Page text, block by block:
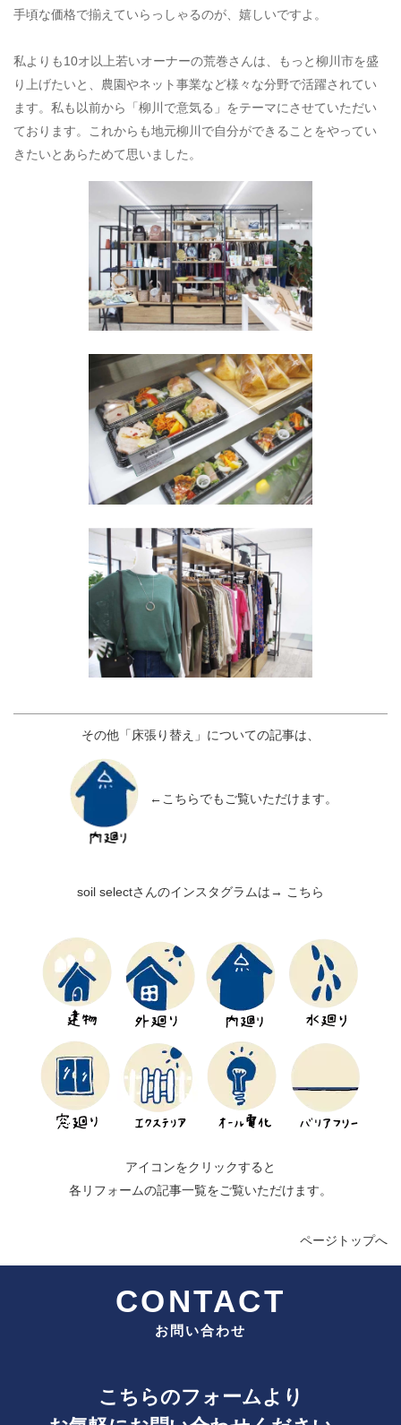
手頃な価格で揃えていらっしゃるのが、嬉しいですよ。
私よりも10オ以上若いオーナーの荒巻さんは、もっと柳川市を盛
り上げたいと、農園やネット事業など様々な分野で活躍されてい
ます。私も以前から「柳川で意気る」をテーマにさせていただい
ております。これからも地元柳川で自分ができることをやってい
きたいとあらためて思いました。
その他「床張り替え」についての記事は、
←こちらでもご覧いただけます。
soil selectさんのインスタグラムは→ こちら
アイコンをクリックすると
各リフォームの記事一覧をご覧いただけます。
ページトップへ
CONTACT
お問い合わせ
こちらのフォームより